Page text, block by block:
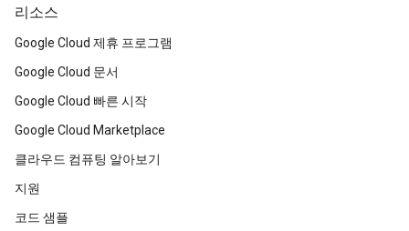
리소스
Google Cloud 제휴 프로그램
Google Cloud 문서
Google Cloud 빠른 시작
Google Cloud Marketplace
클라우드 컴퓨팅 알아보기
지원
코드 샘플